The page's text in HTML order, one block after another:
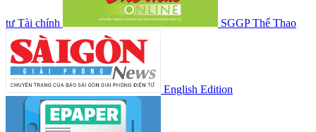
tư Tài chính SGGP Thể Thao
English Edition